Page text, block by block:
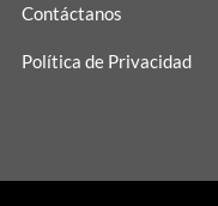
Contáctanos
Política de Privacidad